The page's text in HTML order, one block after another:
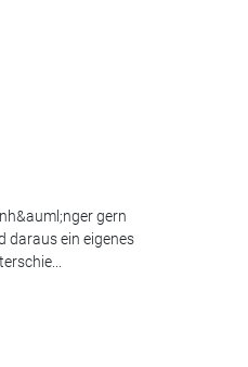
gern
daraus ein eigenes